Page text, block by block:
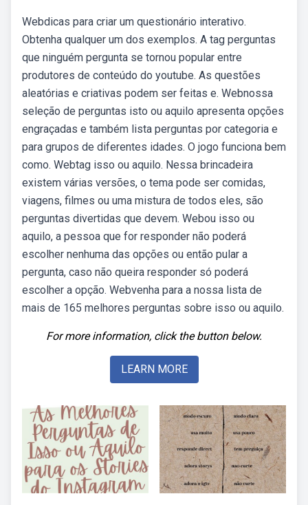
Webdicas para criar um questionário interativo.
Obtenha qualquer um dos exemplos. A tag perguntas
que ninguém pergunta se tornou popular entre
produtores de conteúdo do youtube. As questões
aleatórias e criativas podem ser feitas e. Webnossa
seleção de perguntas isto ou aquilo apresenta opções
engraçadas e também lista perguntas por categoria e
para grupos de diferentes idades. O jogo funciona bem
como. Webtag isso ou aquilo. Nessa brincadeira
existem várias versões, o tema pode ser comidas,
viagens, filmes ou uma mistura de todos eles, são
perguntas divertidas que devem. Webou isso ou
aquilo, a pessoa que for responder não poderá
escolher nenhuma das opções ou então pular a
pergunta, caso não queira responder só poderá
escolher a opção. Webvenha para a nossa lista de
mais de 165 melhores perguntas sobre isso ou aquilo.
For more information, click the button below.
LEARN MORE